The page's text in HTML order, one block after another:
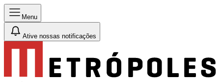
Menu
Ative nossas notificações